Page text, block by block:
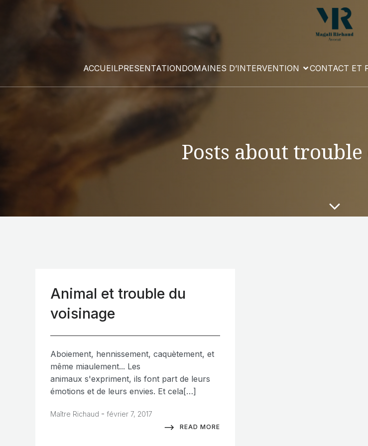
ACCUEILPRESENTATIONDOMAINES D’INTERVENTION CONTACT ET
Posts about
Animal et trouble du
voisinage
Aboiement, hennissement, caquètement, et
même miaulement... Les
animaux s'expriment, ils font part de leurs
émotions et de leurs envies. Et cela[…]
Maître Richaud - février 7, 2017
READ MORE